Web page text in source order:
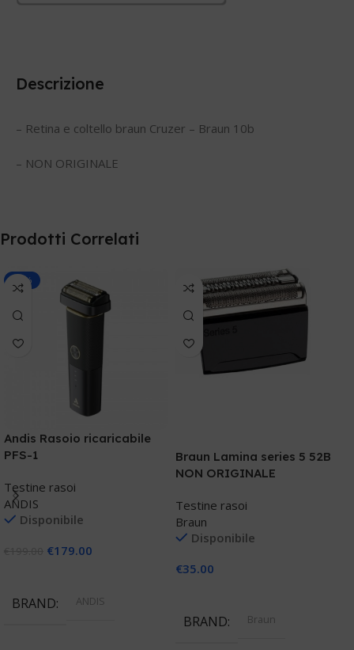
Descrizione
– Retina e coltello braun Cruzer – Braun 10b
– NON ORIGINALE
Prodotti Correlati
-10%
Andis Rasoio ricaricabile
PFS-1
Testine rasoi
ANDIS
Disponibile
€179.00
BRAND ANDIS
Braun Lamina series 5 52B
NON ORIGINALE
Testine rasoi
Braun
Disponibile
€35.00
BRAND Braun